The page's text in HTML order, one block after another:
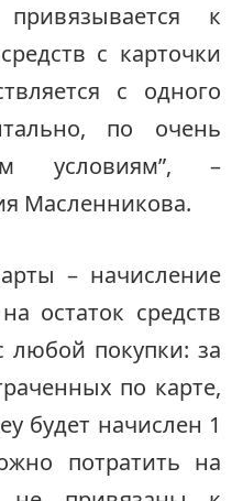
к
с карточки
с одного
по очень
условиям”, –
Масленникова.
– начисление
остаток средств
любой покупки: за
по карте,
будет начислен 1
потратить на